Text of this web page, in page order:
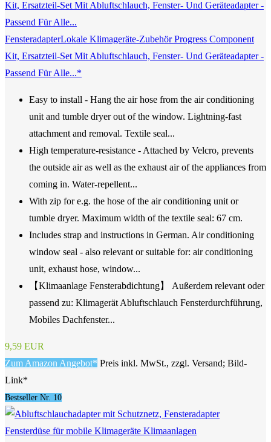
FensteradapterLokale Klimageräte-Zubehör Progress Component
Kit, Ersatzteil-Set Mit Abluftschlauch, Fenster- Und Geräteadapter -
Passend Für Alle...*
Easy to install - Hang the air hose from the air conditioning
unit and tumble dryer out of the window. Lightning-fast
attachment and removal. Textile seal...
High temperature-resistance - Attached by Velcro, prevents
the outside air as well as the exhaust air of the appliances from
coming in. Water-repellent...
With zip for e.g. the hose of the air conditioning unit or
tumble dryer. Maximum width of the textile seal: 67 cm.
Includes strap and instructions in German. Air conditioning
window seal - also relevant or suitable for: air conditioning
unit, exhaust hose, window...
【Klimaanlage Fensterabdichtung】 Außerdem relevant oder
passend zu: Klimagerät Abluftschlauch Fensterdurchführung,
Mobiles Dachfenster...
9,59 EUR
Zum Amazon Angebot* Preis inkl. MwSt., zzgl. Versand; Bild-
Link*
Bestseller Nr. 10